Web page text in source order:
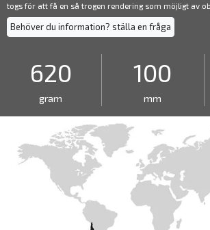
togs för att få en så trogen rendering som möjligt av
Behöver du information? ställa en fråga
620
gram
100
mm